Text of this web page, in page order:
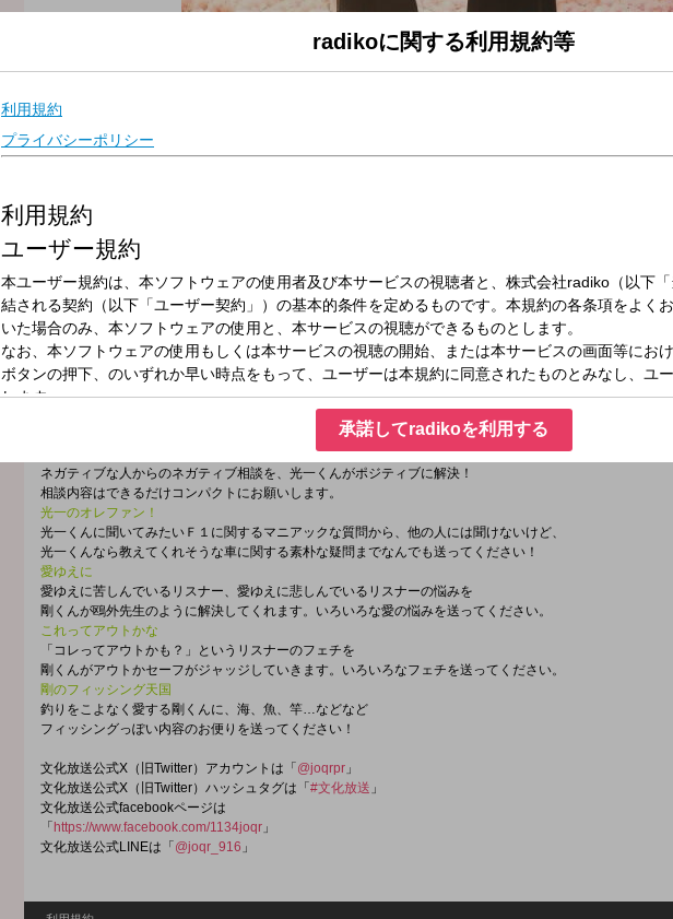
放送局
放送時間
番組名
DOMOTOのどんなもんヤ！
https://form.run/@domoto
DOMOTOの堂本光一くん、堂本剛くんの「ホントの気持ち」を毎週お届け！
コーナー紹介
なんでもこいやのフツオタ美人
普通のお便りはこちらまで！ 悩み、愚痴、思いつき、ヒラメキ、提案、報告…なんでもOK!!
お別れショートポエム
みなさんから送られてきた短いポエムを番組のエンディングで紹介。
身の回りで起こったできごとをポエムにして聞かせてください！
報告します。
光一くんに報告したいこと送ってください。 光一くんが興味の有りそうなこと、無さそうなこと…。
報告する必要が有るもの、無いもの…どんなもんでもお待ちしています！
ネガティブな人からのネガティブ相談を、光一くんがポジティブに解決！
相談内容はできるだけコンパクトにお願いします。
光一のオレファン！
光一くんに聞いてみたいＦ１に関するマニアックな質問から、他の人には聞けないけど、
光一くんなら教えてくれそうな車に関する素朴な疑問までなんでも送ってください！
愛ゆえに
愛ゆえに苦しんでいるリスナー、愛ゆえに悲しんでいるリスナーの悩みを
剛くんが鴎外先生のように解決してくれます。いろいろな愛の悩みを送ってください。
これってアウトかな
「コレってアウトかも？」というリスナーのフェチを
剛くんがアウトかセーフがジャッジしていきます。いろいろなフェチを送ってください。
剛のフィッシング天国
釣りをこよなく愛する剛くんに、海、魚、竿…などなど
フィッシングっぽい内容のお便りを送ってください！
文化放送公式X（旧Twitter）アカウントは「 @joqrpr 」
文化放送公式X（旧Twitter）ハッシュタグは「 #文化放送 」
文化放送公式facebookページは
「 https://www.facebook.com/1134joqr 」
文化放送公式LINEは「 @joqr_916 」
radikoに関する利用規約等
承諾してradikoを利用する